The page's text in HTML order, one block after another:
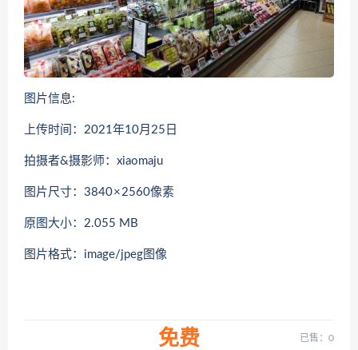
图片信息:
上传时间：2021年10月25日
拍摄者&摄影师：xiaomaju
图片尺寸：3840 × 2560像素
原图大小：2.055 MB
图片格式：image/jpeg图像
免费 已售：0